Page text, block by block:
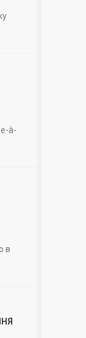
à-
в